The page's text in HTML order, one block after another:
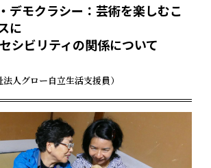
デモクラシー：芸術を楽しむこ
に
シビリティの関係について
法人グロー自立生活支援員）